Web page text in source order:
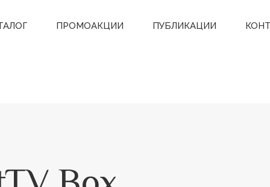
ПРОМОАКЦИИ ПУБЛИКАЦИИ